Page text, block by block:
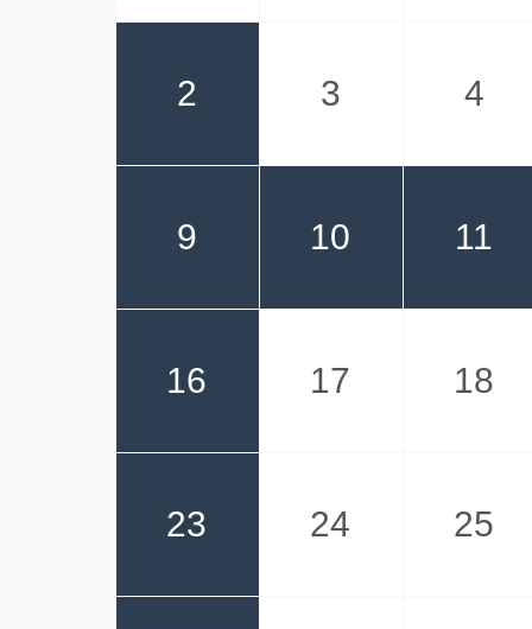
2 3 4
9 10 11
16 17 18
23 24 25